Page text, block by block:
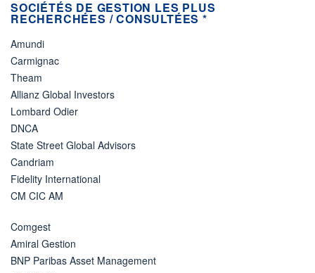
SOCIÉTÉS DE GESTION LES PLUS
RECHERCHÉES / CONSULTÉES *
Amundi
Carmignac
Theam
Allianz Global Investors
Lombard Odier
DNCA
State Street Global Advisors
Candriam
Fidelity International
CM CIC AM
Comgest
Amiral Gestion
BNP Paribas Asset Management